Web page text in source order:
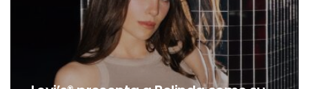
Destino Dos Equis 2026: La gran